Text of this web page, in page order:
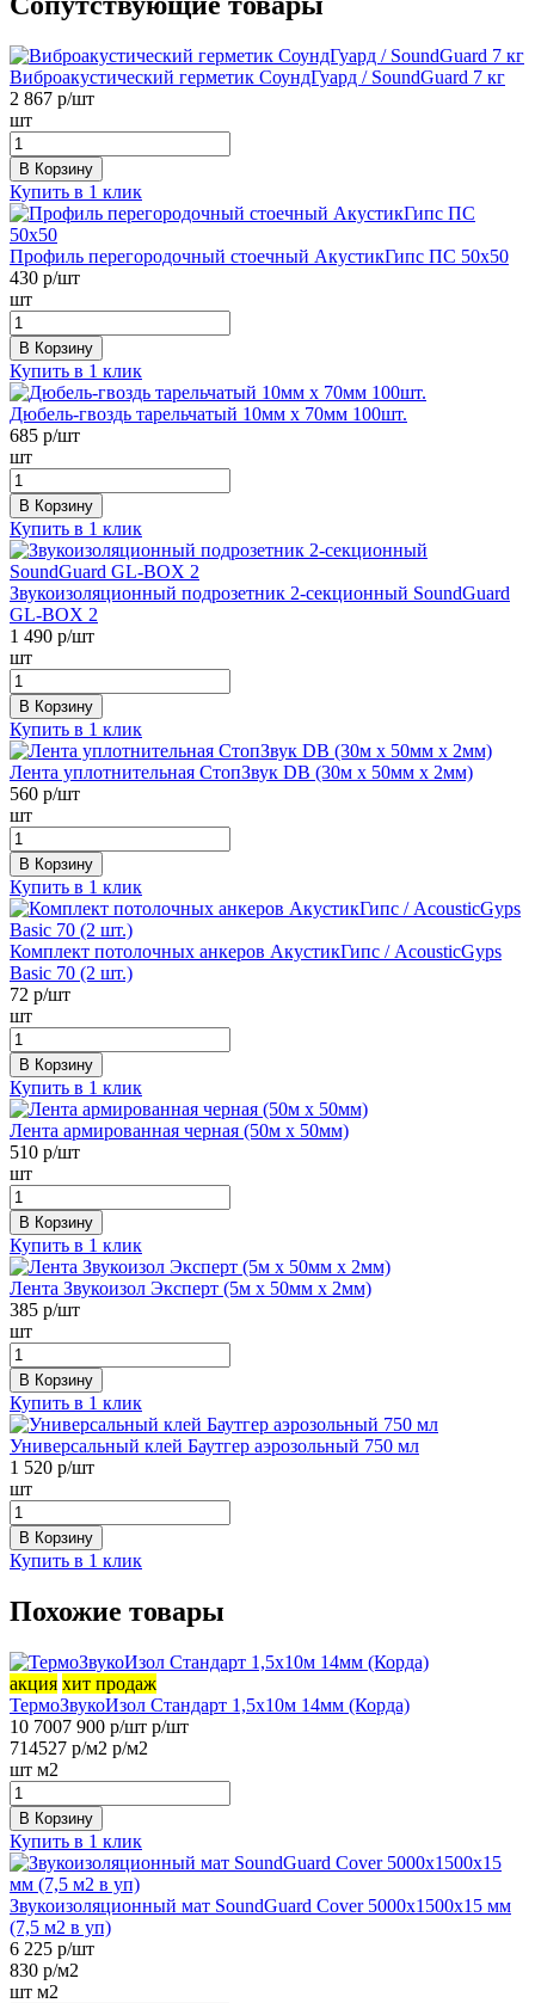
Виброакустический герметик СоундГуард / SoundGuard 7 кг
2 867 р/шт
шт
В Корзину
Купить в 1 клик
Профиль перегородочный стоечный АкустикГипс ПС 50х50
430 р/шт
шт
В Корзину
Купить в 1 клик
Дюбель-гвоздь тарельчатый 10мм х 70мм 100шт.
685 р/шт
шт
В Корзину
Купить в 1 клик
Звукоизоляционный подрозетник 2-секционный SoundGuard
GL-BOX 2
1 490 р/шт
шт
В Корзину
Купить в 1 клик
Лента уплотнительная СтопЗвук DB (30м х 50мм х 2мм)
560 р/шт
шт
В Корзину
Купить в 1 клик
Комплект потолочных анкеров АкустикГипс / AcousticGyps
Basic 70 (2 шт.)
72 р/шт
шт
В Корзину
Купить в 1 клик
Лента армированная черная (50м х 50мм)
510 р/шт
шт
В Корзину
Купить в 1 клик
Лента Звукоизол Эксперт (5м x 50мм x 2мм)
385 р/шт
шт
В Корзину
Купить в 1 клик
Универсальный клей Баутгер аэрозольный 750 мл
1 520 р/шт
шт
В Корзину
Купить в 1 клик
Похожие товары
акция хит продаж
ТермоЗвукоИзол Стандарт 1,5х10м 14мм (Корда)
10 7007 900 р/шт р/шт
714527 р/м2 р/м2
шт м2
В Корзину
Купить в 1 клик
Звукоизоляционный мат SoundGuard Cover 5000х1500х15 мм
(7,5 м2 в уп)
6 225 р/шт
830 р/м2
шт м2